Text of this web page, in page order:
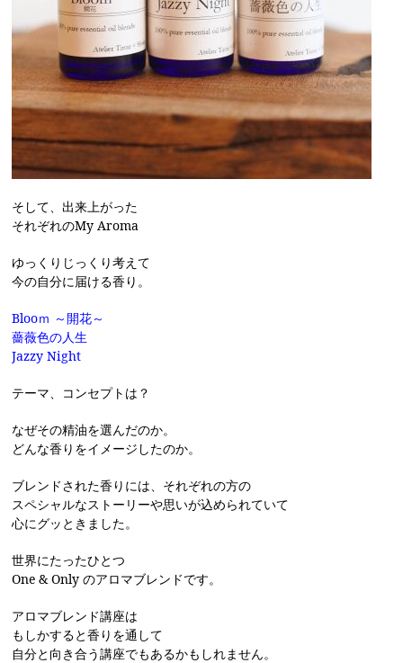
そして、出来上がった
それぞれのMy Aroma
ゆっくりじっくり考えて
今の自分に届ける香り。
Blooｍ ～開花～
薔薇色の人生
Jazzy Night
テーマ、コンセプトは？
なぜその精油を選んだのか。
どんな香りをイメージしたのか。
ブレンドされた香りには、それぞれの方の
スペシャルなストーリーや思いが込められていて
心にグッときました。
世界にたったひとつ
One & Only のアロマブレンドです。
アロマブレンド講座は
もしかすると香りを通して
自分と向き合う講座でもあるかもしれません。